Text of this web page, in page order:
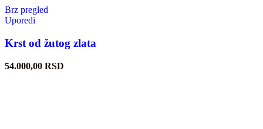
Brz pregled
Uporedi
Krst od žutog zlata
54.000,00 RSD